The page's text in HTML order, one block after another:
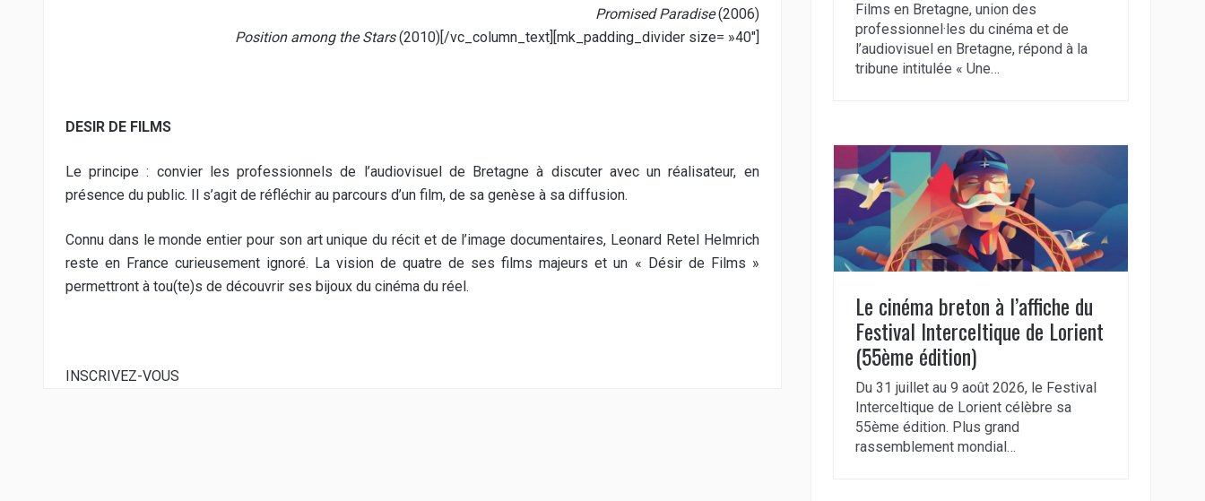
Promised Paradise(2006)
Position among the Stars(2010)[/vc_column_text][mk_padding_divider size= »40″]
DESIR DE FILMS
Le principe : convier les professionnels de l’audiovisuel de Bretagne à discuter avec un réalisateur, en
présence du public. Il s’agit de réfléchir au parcours d’un film, de sa genèse à sa diffusion.
Connu dans le monde entier pour son art unique du récit et de l’image documentaires, Leonard Retel Helmrich
reste en France curieusement ignoré. La vision de quatre de ses films majeurs et un « Désir de Films »
permettront à tou(te)s de découvrir ses bijoux du cinéma du réel.
INSCRIVEZ-VOUS
Films en Bretagne, union des
professionnel·les du cinéma et de
l’audiovisuel en Bretagne, répond à la
tribune intitulée « Une…
Le cinéma breton à l’affiche du
Festival Interceltique de Lorient
(55ème édition)
Du 31 juillet au 9 août 2026, le Festival
Interceltique de Lorient célèbre sa
55ème édition. Plus grand
rassemblement mondial…